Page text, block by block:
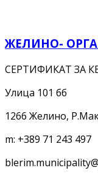
ЖЕЛИНО-
СЕРТИФИКАТ ЗА
Улица 101 бб
1266 Желино,
m: +389 71 243 497